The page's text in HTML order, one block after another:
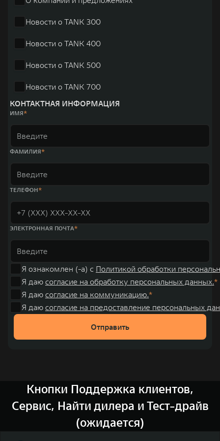
Новости о TANK 300
Новости о TANK 400
Новости о TANK 500
Новости о TANK 700
КОНТАКТНАЯ ИНФОРМАЦИЯ
ИМЯ
ФАМИЛИЯ
ТЕЛЕФОН
ЭЛЕКТРОННАЯ ПОЧТА
Я ознакомлен (-а) с Политикой обработки
Я даю согласие на обработку персональных данных.
Я даю согласие на коммуникацию.
Я даю согласие на предоставление персональных
Отправить
Кнопки Поддержка клиентов,
Сервис, Найти дилера и Тест-драйв
(ожидается)